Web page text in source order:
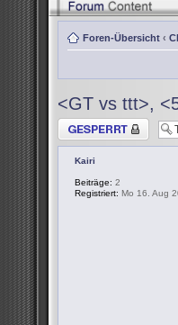
Foren-Übersicht ‹
<GT vs ttt>,
Thema gesperrt
Kairi
Beiträge: 2
Registriert: Mo 16. Aug